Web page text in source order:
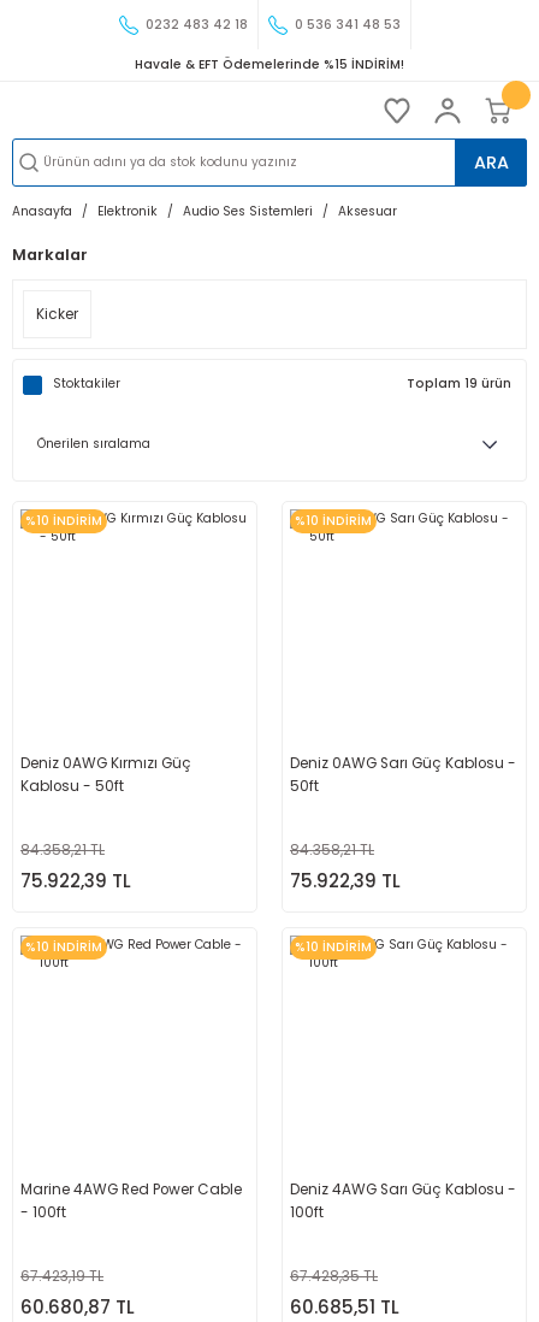
0232 483 42 18 0 536 341 48 53
Havale & EFT Ödemelerinde %15 İNDİRİM!
ARA
Anasayfa Elektronik Audio Ses Sistemleri Aksesuar
Markalar
Kicker
Stoktakiler Toplam 19 ürün
%10 İNDİRİM
Deniz 0AWG Kırmızı Güç
Kablosu - 50ft
84.358,21 TL
75.922,39 TL
%10 İNDİRİM
Deniz 0AWG Sarı Güç Kablosu -
50ft
84.358,21 TL
75.922,39 TL
%10 İNDİRİM
Marine 4AWG Red Power Cable
- 100ft
67.423,19 TL
60.680,87 TL
%10 İNDİRİM
Deniz 4AWG Sarı Güç Kablosu -
100ft
67.428,35 TL
60.685,51 TL